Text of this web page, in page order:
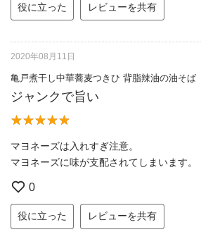
役に立った レビューを共有
2020年08月11日
亀戸煮干し中華蕎麦つきひ 背脂辣油の油そば
ジャンクで旨い
マヨネーズは入れすぎ注意。
マヨネーズに味が支配されてしまいます。
0
役に立った レビューを共有